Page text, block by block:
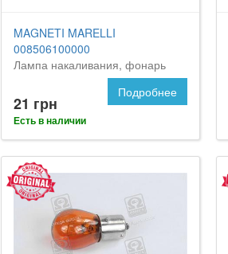
MAGNETI MARELLI
008506100000
Лампа накаливания, фонарь
указателя поворота на Форд
Маверик
21 грн
Есть в наличии
Подробнее